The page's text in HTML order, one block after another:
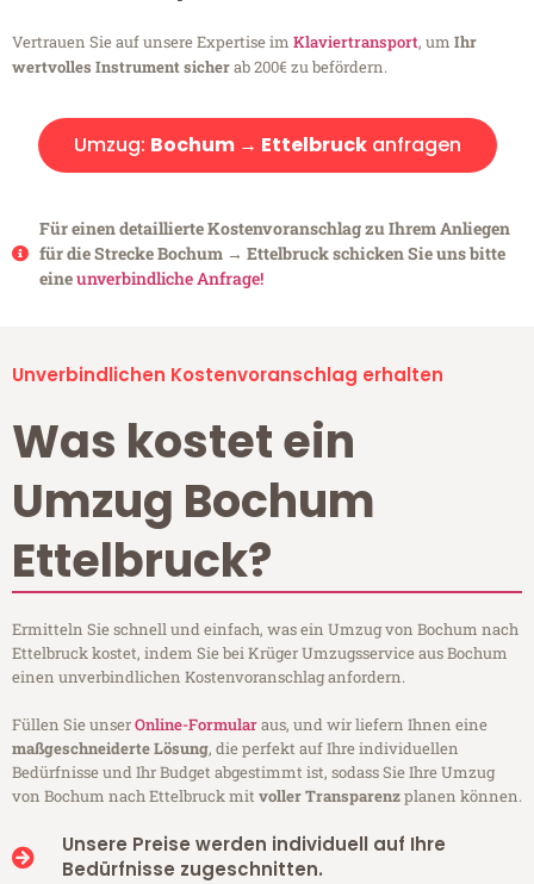
Vertrauen Sie auf unsere Expertise im Klaviertransport, um Ihr
wertvolles Instrument sicherab 200€ zu befördern.
Umzug: Bochum → Ettelbruckanfragen
Für einen detaillierte Kostenvoranschlag zu Ihrem Anliegen
für die Strecke Bochum → Ettelbruck schicken Sie uns bitte
eineunverbindliche Anfrage!
Unverbindlichen Kostenvoranschlag erhalten
Was kostet ein
Umzug Bochum
Ettelbruck?
Ermitteln Sie schnell und einfach, was ein Umzug von Bochum nach
Ettelbruck kostet, indem Sie bei Krüger Umzugsservice aus Bochum
einen unverbindlichen Kostenvoranschlag anfordern.
Füllen Sie unserOnline-Formularaus, und wir liefern Ihnen eine
maßgeschneiderte Lösung, die perfekt auf Ihre individuellen
Bedürfnisse und Ihr Budget abgestimmt ist, sodass Sie Ihre Umzug
von Bochum nach Ettelbruck mitvoller Transparenzplanen können.
Unsere Preise werden individuell auf Ihre
Bedürfnisse zugeschnitten.